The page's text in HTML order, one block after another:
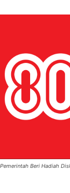
Pemerintah Beri Hadiah